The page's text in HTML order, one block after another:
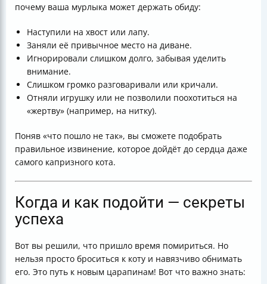
почему ваша мурлыка может держать обиду:
Наступили на хвост или лапу.
Заняли её привычное место на диване.
Игнорировали слишком долго, забывая уделить
внимание.
Слишком громко разговаривали или кричали.
Отняли игрушку или не позволили поохотиться на
«жертву» (например, на нитку).
Поняв «что пошло не так», вы сможете подобрать
правильное извинение, которое дойдёт до сердца даже
самого капризного кота.
Когда и как подойти — секреты
успеха
Вот вы решили, что пришло время помириться. Но
нельзя просто броситься к коту и навязчиво обнимать
его. Это путь к новым царапинам! Вот что важно знать: